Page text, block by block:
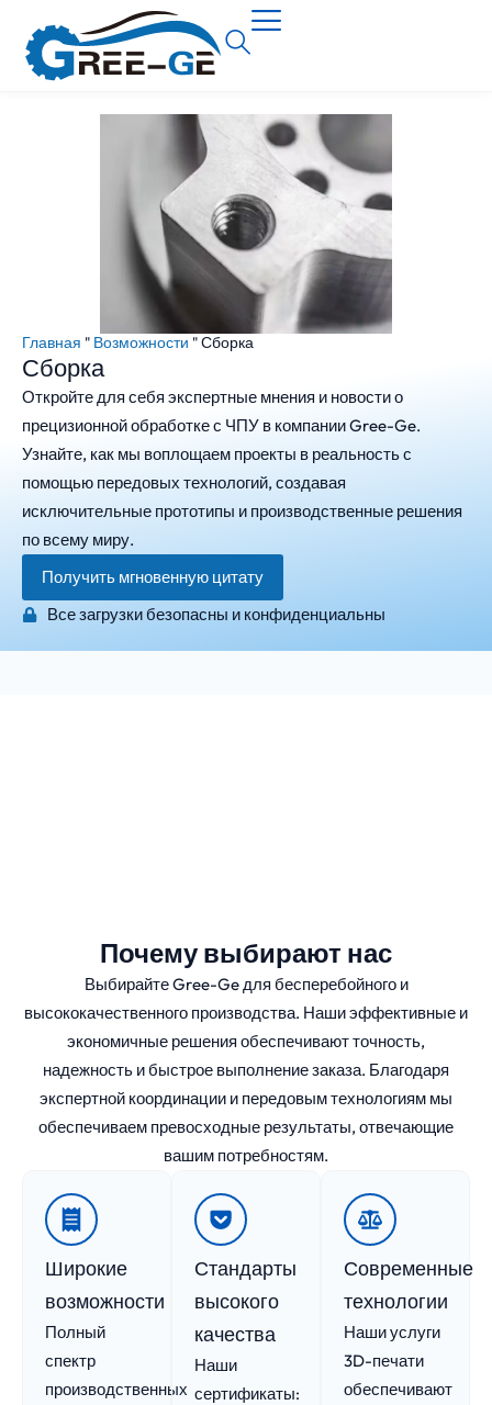
Главная " Возможности "Сборка
Сборка
Откройте для себя экспертные мнения и новости о
прецизионной обработке с ЧПУ в компании Gree-Ge.
Узнайте, как мы воплощаем проекты в реальность с
помощью передовых технологий, создавая
исключительные прототипы и производственные решения
по всему миру.
Получить мгновенную цитату
Все загрузки безопасны и конфиденциальны
Почему выбирают нас
Выбирайте Gree-Ge для бесперебойного и
высококачественного производства. Наши эффективные и
экономичные решения обеспечивают точность,
надежность и быстрое выполнение заказа. Благодаря
экспертной координации и передовым технологиям мы
обеспечиваем превосходные результаты, отвечающие
вашим потребностям.
Широкие
возможности
Полный
спектр
производственных
Стандарты
высокого
качества
Наши
сертификаты:
Современные
технологии
Наши услуги
3D-печати
обеспечивают